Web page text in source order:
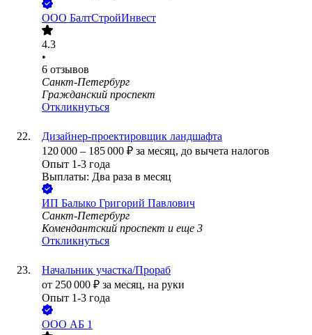
ООО БалтСтройИнвест
4.3
•
6 отзывов
Санкт-Петербург
Гражданский проспект
Откликнуться
Дизайнер-проектировщик ландшафта
120 000 – 185 000 ₽ за месяц, до вычета налогов
Опыт 1-3 года
Выплаты: Два раза в месяц
ИП Балыко Григорий Павлович
Санкт-Петербург
Комендантский проспект и еще 3
Откликнуться
Начальник участка/Прораб
от 250 000 ₽ за месяц, на руки
Опыт 1-3 года
ООО АБ 1